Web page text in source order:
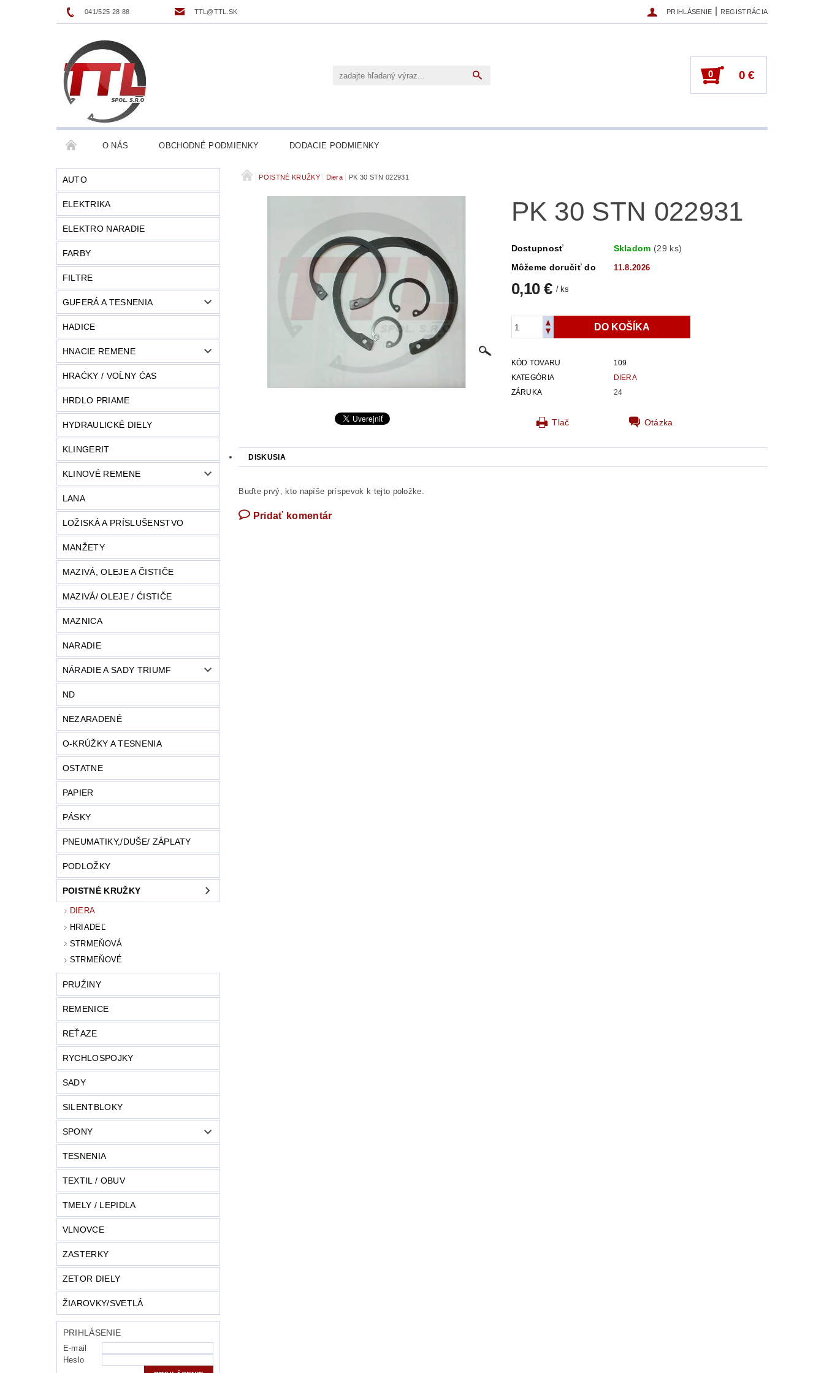
041/525 28 88 TTL@TTL.SK PRIHLÁSENIE REGISTRÁCIA
0 0 €
O NÁS OBCHODNÉ PODMIENKY DODACIE PODMIENKY
AUTO
ELEKTRIKA
ELEKTRO NARADIE
FARBY
FILTRE
GUFERÁ A TESNENIA
HADICE
HNACIE REMENE
HRAĆKY / VOĹNY ĆAS
HRDLO PRIAME
HYDRAULICKÉ DIELY
KLINGERIT
KLINOVÉ REMENE
LANA
LOŽISKÁ A PRÍSLUŠENSTVO
MANŽETY
MAZIVÁ, OLEJE A ČISTIČE
MAZIVÁ/ OLEJE / ĆISTIČE
MAZNICA
NARADIE
NÁRADIE A SADY TRIUMF
ND
NEZARADENÉ
O-KRÚŽKY A TESNENIA
OSTATNE
PAPIER
PÁSKY
PNEUMATIKY,/DUŠE/ ZÁPLATY
PODLOŽKY
POISTNÉ KRUŽKY
DIERA
HRIADEĽ
STRMEŇOVÁ
STRMEŇOVÉ
PRUŹINY
REMENICE
REŤAZE
RYCHLOSPOJKY
SADY
SILENTBLOKY
SPONY
TESNENIA
TEXTIL / OBUV
TMELY / LEPIDLA
VLNOVCE
ZASTERKY
ZETOR DIELY
ŽIAROVKY/SVETLÁ
PRIHLÁSENIE
E-mail
Heslo
POISTNÉ KRUŽKY Diera PK 30 STN 022931
PK 30 STN 022931
Dostupnosť Skladom (29 ks)
Môžeme doručiť do
11.8.2026
0,10 €/ ks
KÓD TOVARU
109
KATEGÓRIA
DIERA
ZÁRUKA
24
Tlač Otázka
DISKUSIA
Buďte prvý, kto napíše príspevok k tejto položke.
Pridať komentár